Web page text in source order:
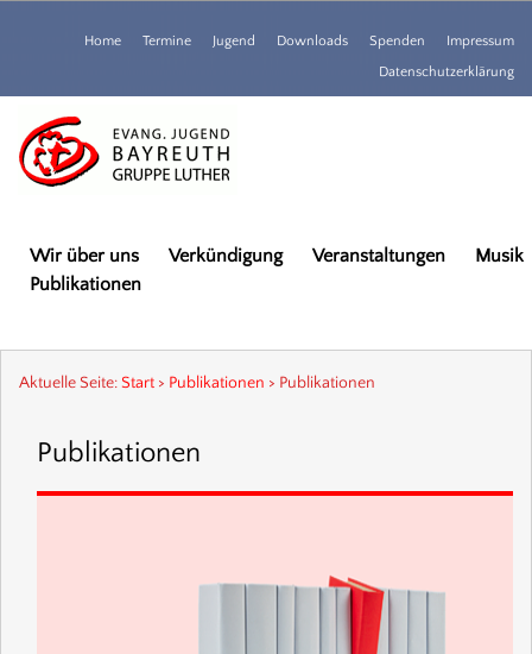
Home Termine Jugend Downloads Spenden
Impressum
Datenschutzerklärung
Wir über uns Verkündigung Veranstaltungen
Musik
Publikationen
Aktuelle Seite:Start > Publikationen > Publikationen
Publikationen